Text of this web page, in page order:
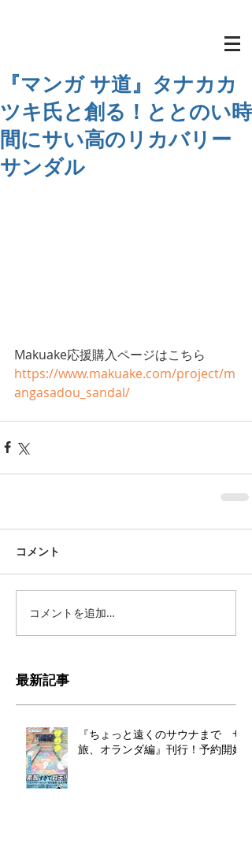
『マンガ サ道』タナカカ
ツキ氏と創る！ととのい時
間にサい高のリカバリー
サンダル
Makuake応援購入ページはこちら
https://www.makuake.com/project/m
angasadou_sandal/
コメント
コメントを追加…
最新記事
『ちょっと遠くのサウナまで サ
旅、オランダ編』刊行！予約開始